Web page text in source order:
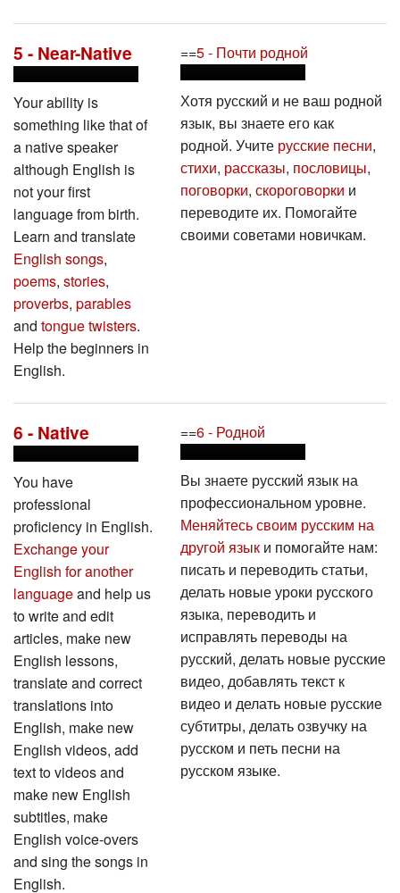
5 - Near-Native
Your ability is
something like that of
a native speaker
although English is
not your first
language from birth.
Learn and translate
English songs
poems stories
proverbs parables
and tongue twisters
Help the beginners in
English.
==5 - Почти родной
Хотя русский и не ваш родной
язык, вы знаете его как
родной. Учите русские песни
стихи рассказы пословицы
поговорки скороговорки и
переводите их. Помогайте
своими советами новичкам.
6 - Native
You have
professional
proficiency in English.
Exchange your
English for another
language and help us
to write and edit
articles, make new
English lessons,
translate and correct
translations into
English, make new
English videos, add
text to videos and
make new English
subtitles, make
English voice-overs
and sing the songs in
English.
==6 - Родной
Вы знаете русский язык на
профессиональном уровне.
Меняйтесь своим русским на
другой языки помогайте нам:
писать и переводить статьи,
делать новые уроки русского
языка, переводить и
исправлять переводы на
русский, делать новые русские
видео, добавлять текст к
видео и делать новые русские
субтитры, делать озвучку на
русском и петь песни на
русском языке.